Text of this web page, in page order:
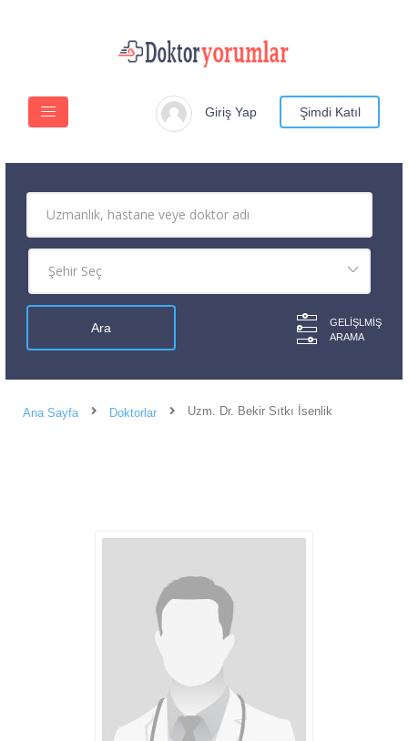
Giriş Yap Şimdi Katıl
GELIŞLMIŞ
ARAMA
Ana Sayfa Doktorlar Uzm. Dr. Bekir Sıtkı İsenlik